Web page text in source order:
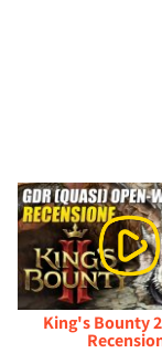
King's Bounty